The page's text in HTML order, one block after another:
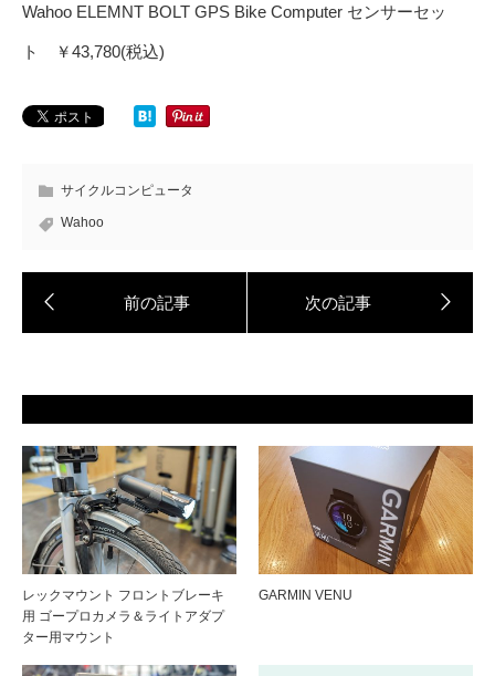
Wahoo ELEMNT BOLT GPS Bike Computer センサーセッ
ト ￥43,780(税込)
サイクルコンピュータ
Wahoo
レックマウント フロントブレーキ
用 ゴープロカメラ＆ライトアダプ
ター用マウント
GARMIN VENU